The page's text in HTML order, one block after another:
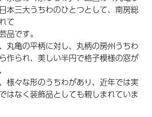
本三大うちわのひとつとして、南房総
て
品です。
丸亀の平柄に対し、丸柄の房州うちわ
作られ、美しい半円で格子模様の窓が
様々な形のうちわがあり、近年では実
はなく装飾品としても親しまれていま